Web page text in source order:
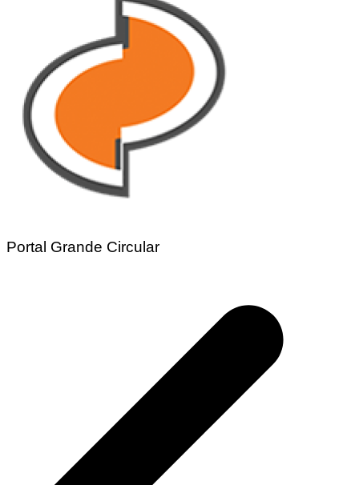
Portal Grande Circular